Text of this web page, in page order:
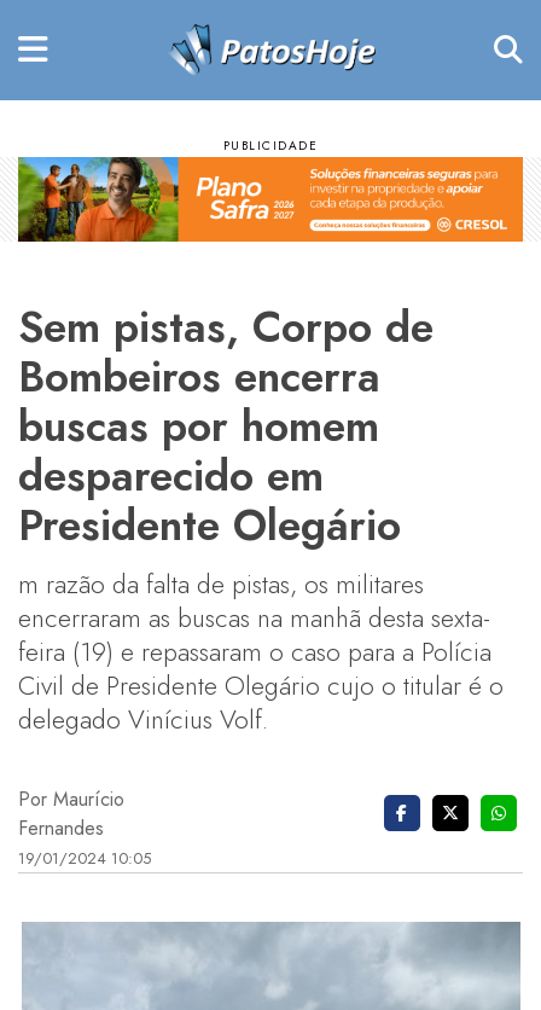
Sem pistas, Corpo de
Bombeiros encerra
buscas por homem
desparecido em
Presidente Olegário
m razão da falta de pistas, os militares
encerraram as buscas na manhã desta sexta-
feira (19) e repassaram o caso para a Polícia
Civil de Presidente Olegário cujo o titular é o
delegado Vinícius Volf.
Por Maurício
Fernandes
19/01/2024 10:05